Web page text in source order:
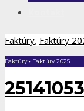
Faktúry, Faktúry
Faktúry• Faktúry 2025